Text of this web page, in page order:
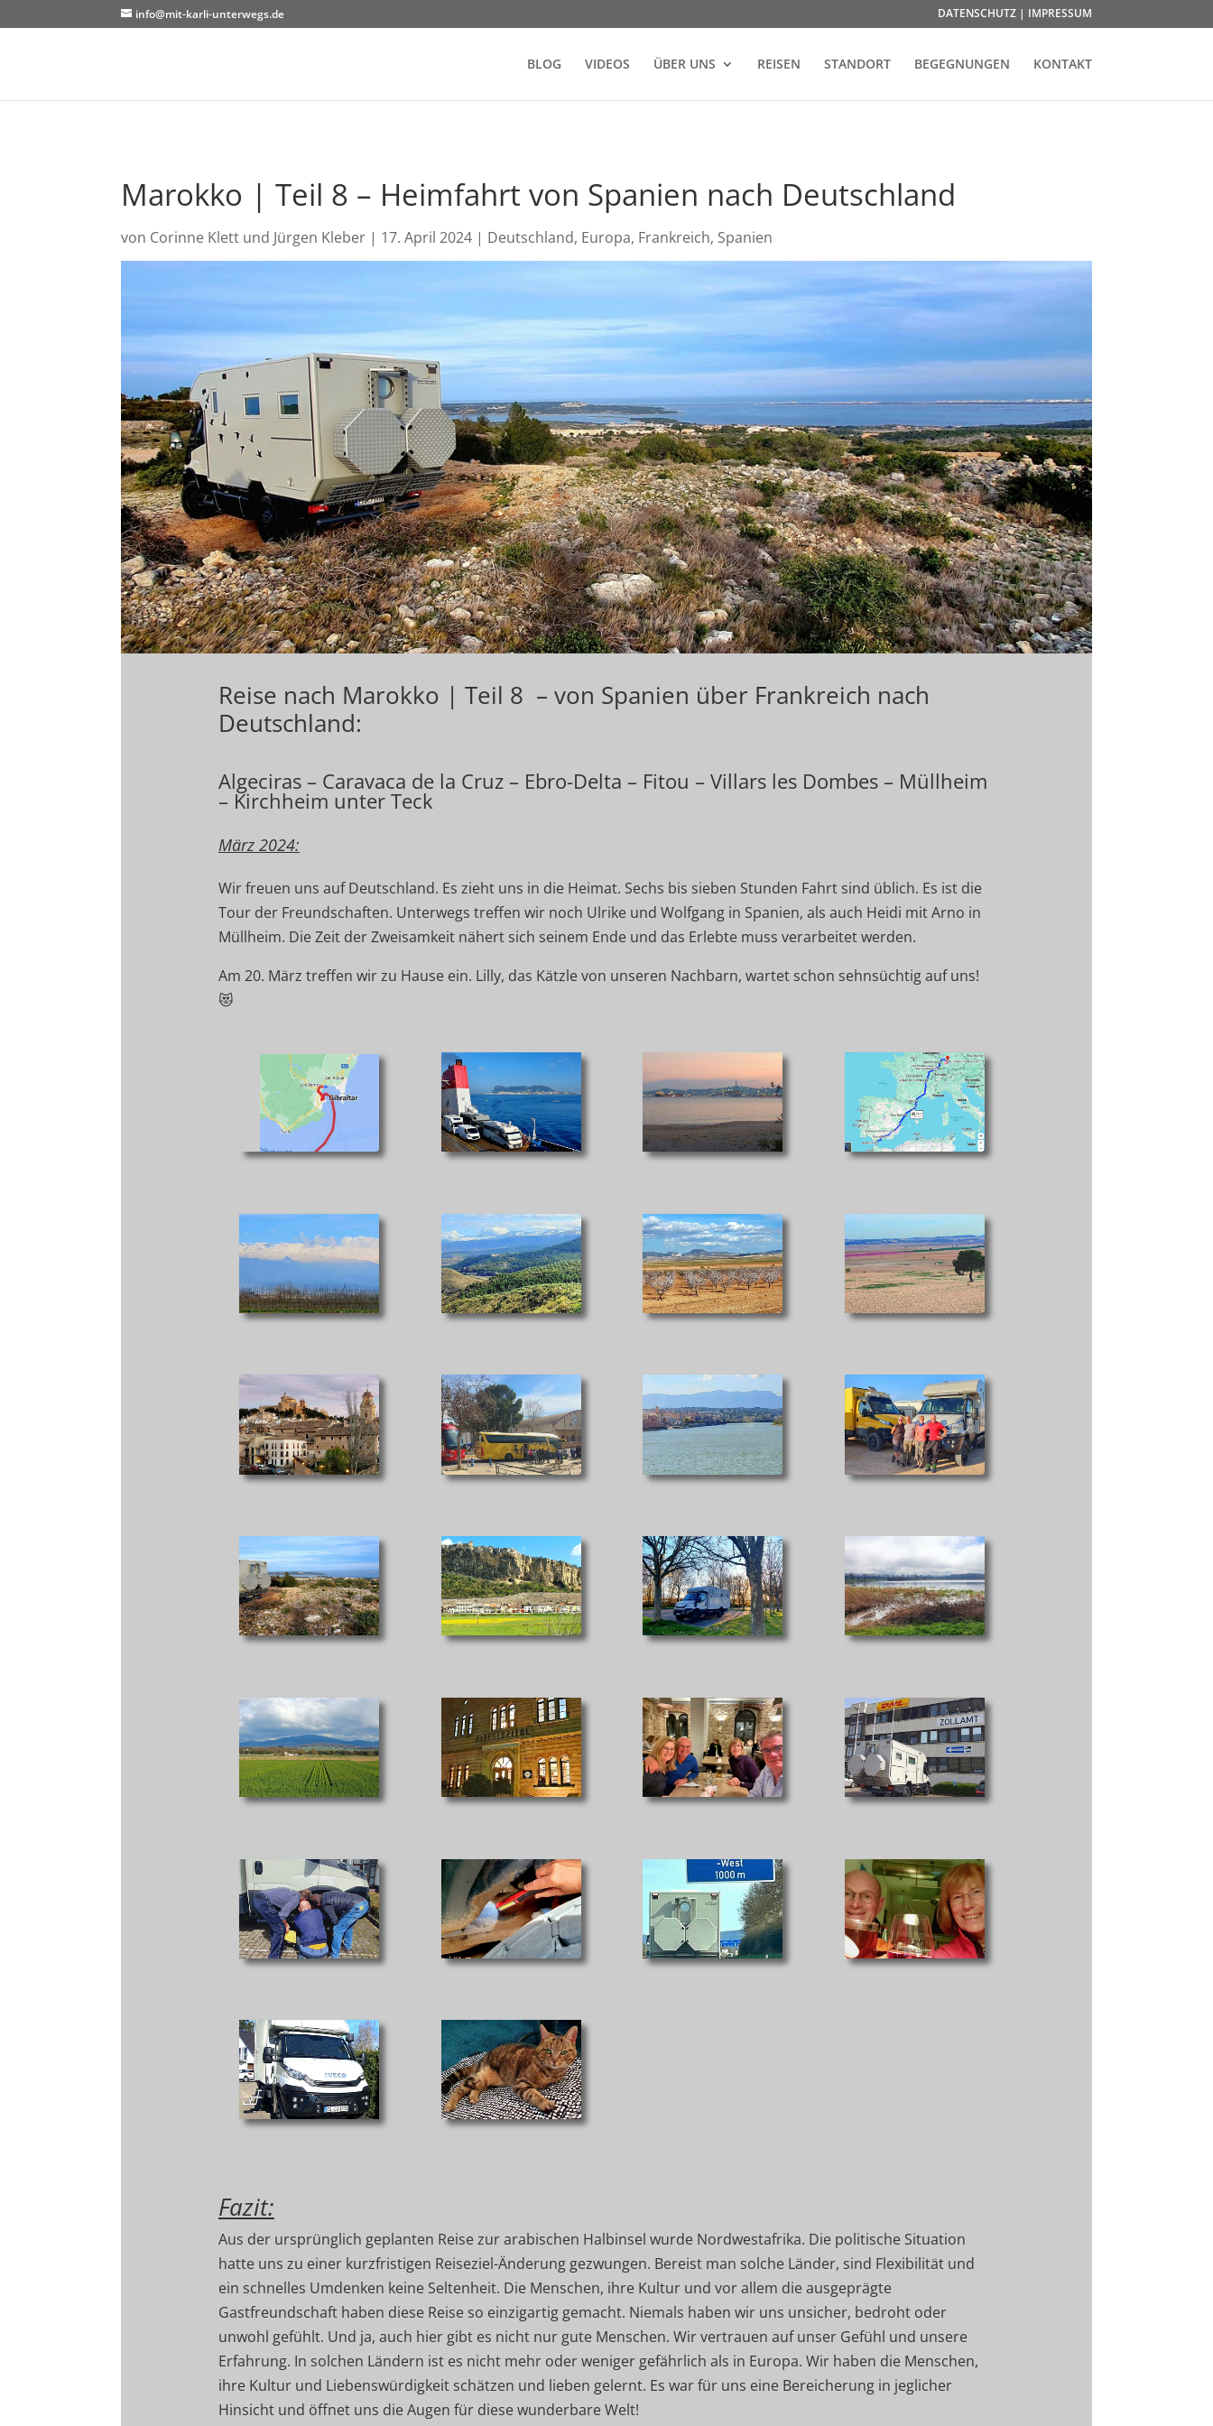
info@mit-karli-unterwegs.de DATENSCHUTZ | IMPRESSUM
BLOG VIDEOS ÜBER UNS REISEN STANDORT BEGEGNUNGEN KONTAKT
Marokko | Teil 8 – Heimfahrt von Spanien nach Deutschland
von Corinne Klett und Jürgen Kleber | 17. April 2024 | Deutschland, Europa, Frankreich, Spanien
Reise nach Marokko | Teil 8 – von Spanien über Frankreich nach
Deutschland:
Algeciras – Caravaca de la Cruz – Ebro-Delta – Fitou – Villars les Dombes – Müllheim
– Kirchheim unter Teck
März 2024:
Wir freuen uns auf Deutschland. Es zieht uns in die Heimat. Sechs bis sieben Stunden Fahrt sind üblich. Es ist die
Tour der Freundschaften. Unterwegs treffen wir noch Ulrike und Wolfgang in Spanien, als auch Heidi mit Arno in
Müllheim. Die Zeit der Zweisamkeit nähert sich seinem Ende und das Erlebte muss verarbeitet werden.
Am 20. März treffen wir zu Hause ein. Lilly, das Kätzle von unseren Nachbarn, wartet schon sehnsüchtig auf uns!
😻
Fazit:
Aus der ursprünglich geplanten Reise zur arabischen Halbinsel wurde Nordwestafrika. Die politische Situation
hatte uns zu einer kurzfristigen Reiseziel-Änderung gezwungen. Bereist man solche Länder, sind Flexibilität und
ein schnelles Umdenken keine Seltenheit. Die Menschen, ihre Kultur und vor allem die ausgeprägte
Gastfreundschaft haben diese Reise so einzigartig gemacht. Niemals haben wir uns unsicher, bedroht oder
unwohl gefühlt. Und ja, auch hier gibt es nicht nur gute Menschen. Wir vertrauen auf unser Gefühl und unsere
Erfahrung. In solchen Ländern ist es nicht mehr oder weniger gefährlich als in Europa. Wir haben die Menschen,
ihre Kultur und Liebenswürdigkeit schätzen und lieben gelernt. Es war für uns eine Bereicherung in jeglicher
Hinsicht und öffnet uns die Augen für diese wunderbare Welt!